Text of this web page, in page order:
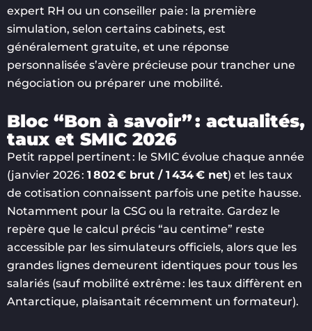
expert RH ou un conseiller paie : la première
simulation, selon certains cabinets, est
généralement gratuite, et une réponse
personnalisée s’avère précieuse pour trancher une
négociation ou préparer une mobilité.
Bloc “Bon à savoir” : actualités,
taux et SMIC 2026
Petit rappel pertinent : le SMIC évolue chaque année
(janvier 2026 : 1 802 € brut / 1 434 € net) et les taux
de cotisation connaissent parfois une petite hausse.
Notamment pour la CSG ou la retraite. Gardez le
repère que le calcul précis “au centime” reste
accessible par les simulateurs officiels, alors que les
grandes lignes demeurent identiques pour tous les
salariés (sauf mobilité extrême : les taux diffèrent en
Antarctique, plaisantait récemment un formateur).